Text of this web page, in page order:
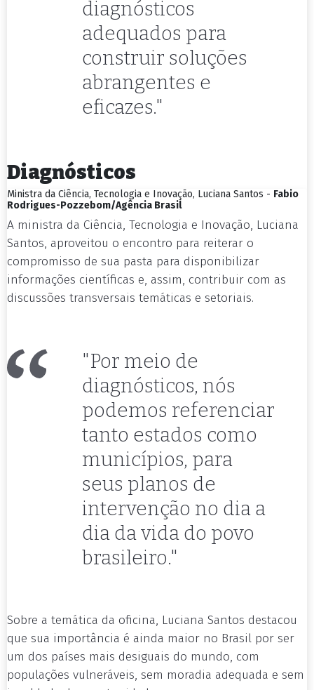
diagnósticos
adequados para
construir soluções
abrangentes e
eficazes."
Diagnósticos
Ministra da Ciência, Tecnologia e Inovação, Luciana Santos - Fabio
Rodrigues-Pozzebom/Agência Brasil
A ministra da Ciência, Tecnologia e Inovação, Luciana
Santos, aproveitou o encontro para reiterar o
compromisso de sua pasta para disponibilizar
informações científicas e, assim, contribuir com as
discussões transversais temáticas e setoriais.
"Por meio de
diagnósticos, nós
podemos referenciar
tanto estados como
municípios, para
seus planos de
intervenção no dia a
dia da vida do povo
brasileiro."
Sobre a temática da oficina, Luciana Santos destacou
que sua importância é ainda maior no Brasil por ser
um dos países mais desiguais do mundo, com
populações vulneráveis, sem moradia adequada e sem